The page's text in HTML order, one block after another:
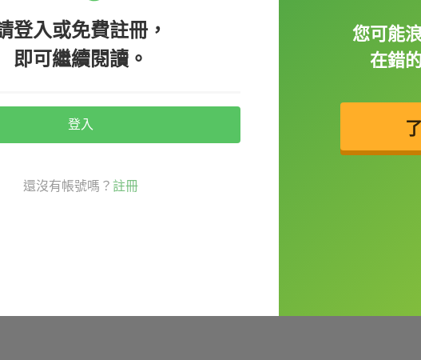
現在都在發展培植雞、牛、豬肉，為的是大幅減少
食餐飲被某些人視為很不吸引人，而植物肉替代品
道。相較之下，培植肉有著好聞的肉味，而且它的
公司相信，這樣的產品可以讓死忠的肉食者徹底戒掉
無際，因為大部分的消費者還是都很著迷於動物性
絕大多數的肉都不需要透過宰殺任何一隻動物或破
cell banks ___1.___ cells are taken from biopsies
登入或免費註冊，
即可繼續閱讀。
登入
還沒有帳號嗎？ 註冊
您可能
在錯